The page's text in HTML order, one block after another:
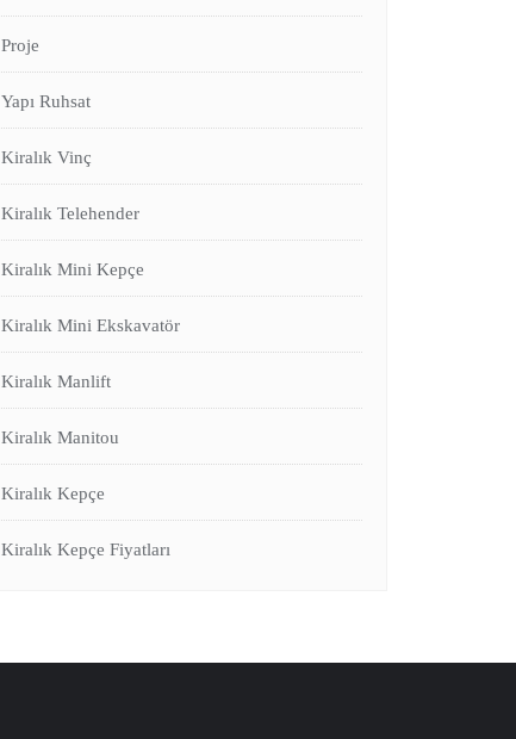
Proje
Yapı Ruhsat
Kiralık Vinç
Kiralık Telehender
Kiralık Mini Kepçe
Kiralık Mini Ekskavatör
Kiralık Manlift
Kiralık Manitou
Kiralık Kepçe
Kiralık Kepçe Fiyatları